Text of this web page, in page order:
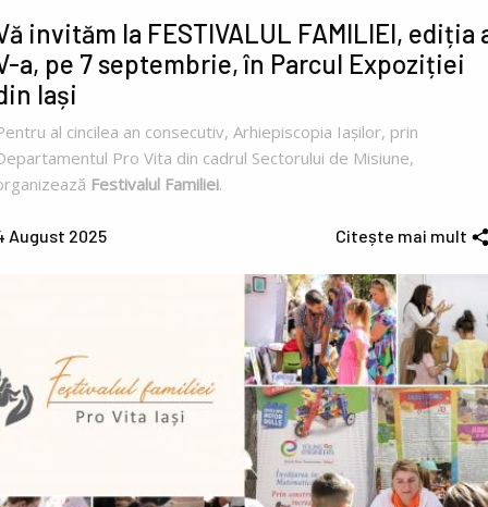
invităm la FESTIVALUL FAMILIEI, ediția
a, pe 7 septembrie, în Parcul Expoziției
Iași
al cincilea an consecutiv, Arhiepiscopia Iașilor, prin
Pro Vita din cadrul Sectorului de Misiune,
Festivalul Familiei.
August 2025 Citește mai mult